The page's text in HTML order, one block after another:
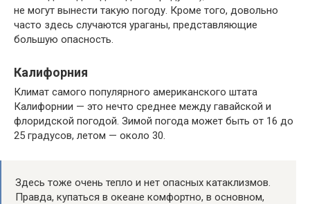
не могут вынести такую погоду. Кроме того, довольно
часто здесь случаются ураганы, представляющие
большую опасность.
Калифорния
Климат самого популярного американского штата
Калифорнии — это нечто среднее между гавайской и
флоридской погодой. Зимой погода может быть от 16 до
25 градусов, летом — около 30.
Здесь тоже очень тепло и нет опасных катаклизмов.
Правда, купаться в океане комфортно, в основном,